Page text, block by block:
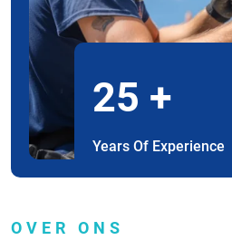
25 +
Years Of Experience
OVER ONS